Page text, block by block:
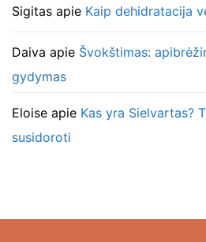
Sigitas apie Kaip dehidratacija
Daiva apie Švokštimas:
gydymas
Eloise apie Kas yra Sielvartas?
susidoroti